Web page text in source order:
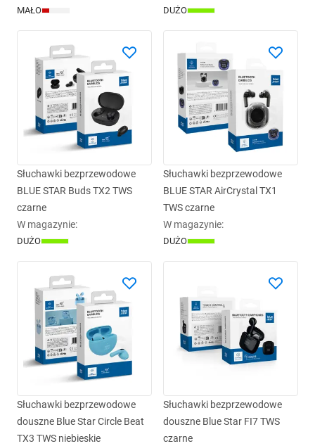
MAŁO DUŻO
Słuchawki bezprzewodowe
BLUE STAR Buds TX2 TWS
czarne
W magazynie:
DUŻO
Słuchawki bezprzewodowe
BLUE STAR AirCrystal TX1
TWS czarne
W magazynie:
DUŻO
Słuchawki bezprzewodowe
douszne Blue Star Circle Beat
TX3 TWS niebieskie
Słuchawki bezprzewodowe
douszne Blue Star FI7 TWS
czarne